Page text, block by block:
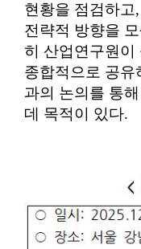
현황을 점검하고,
전략적 방향을
히 산업연구원이
종합적으로 공유
과의 논의를 통
데 목적이 있다.